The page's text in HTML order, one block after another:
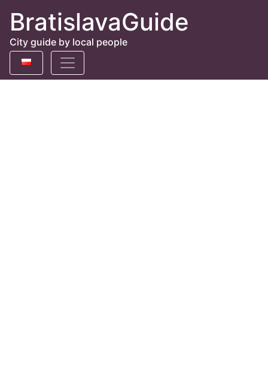
BratislavaGuide
City guide by local people